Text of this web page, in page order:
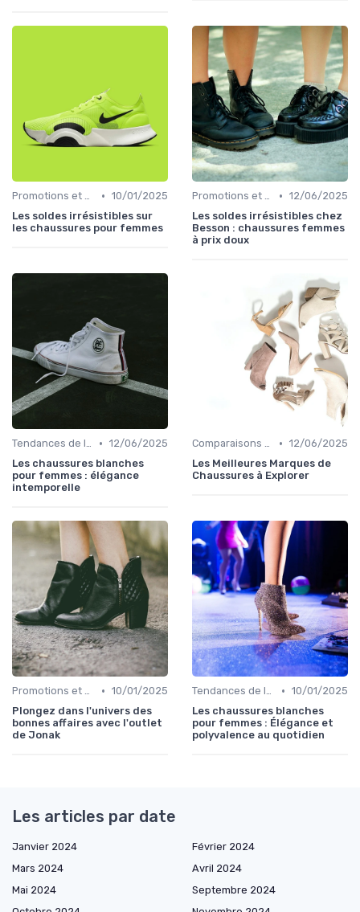
Promotions et Soldes • 10/01/2025
Les soldes irrésistibles sur
les chaussures pour femmes
Promotions et Soldes • 12/06/2025
Les soldes irrésistibles chez
Besson : chaussures femmes
à prix doux
Tendances de la Mode • 12/06/2025
Les chaussures blanches
pour femmes : élégance
intemporelle
Comparaisons de Marques • 12/06/2025
Les Meilleures Marques de
Chaussures à Explorer
Promotions et Soldes • 10/01/2025
Plongez dans l'univers des
bonnes affaires avec l'outlet
de Jonak
Tendances de la Mode • 10/01/2025
Les chaussures blanches
pour femmes : Élégance et
polyvalence au quotidien
Les articles par date
Janvier 2024
Février 2024
Mars 2024
Avril 2024
Mai 2024
Septembre 2024